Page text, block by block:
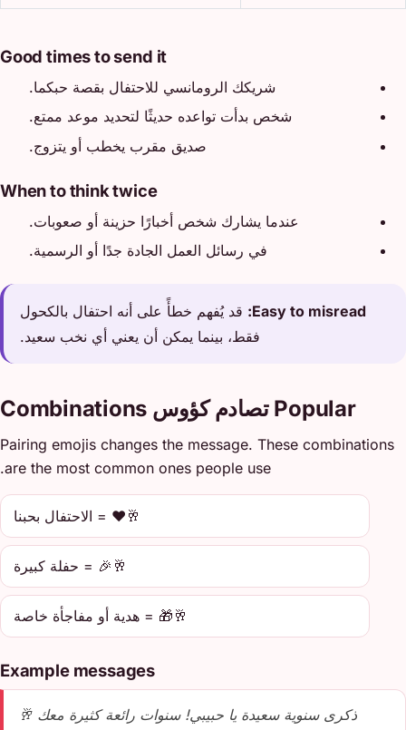
Good times to send it
شريكك الرومانسي للاحتفال بقصة حبكما.
شخص بدأت تواعده حديثًا لتحديد موعد ممتع.
صديق مقرب يخطب أو يتزوج.
When to think twice
عندما يشارك شخص أخبارًا حزينة أو صعوبات.
في رسائل العمل الجادة جدًا أو الرسمية.
Easy to misread: قد يُفهم خطأً على أنه احتفال بالكحول
فقط، بينما يمكن أن يعني أي نخب سعيد.
Popular تصادم كؤوس Combinations
Pairing emojis changes the message. These combinations
are the most common ones people use.
🥂❤️ = الاحتفال بحبنا
🥂🎉 = حفلة كبيرة
🥂🎁 = هدية أو مفاجأة خاصة
Example messages
ذكرى سنوية سعيدة يا حبيبي! سنوات رائعة كثيرة معك 🥂